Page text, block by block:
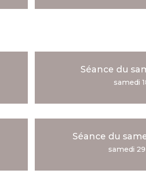
Séance du
samedi
Séance du
samedi